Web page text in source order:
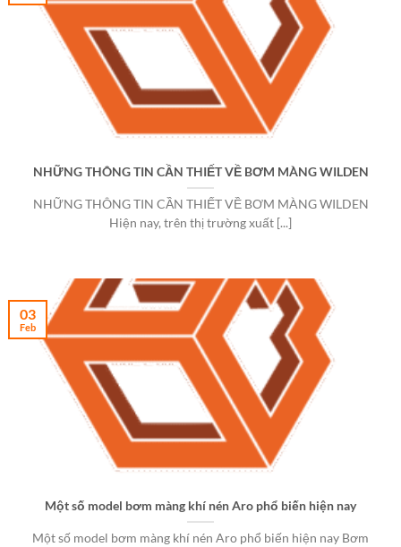
NHỮNG THÔNG TIN CẦN THIẾT VỀ BƠM MÀNG WILDEN
NHỮNG THÔNG TIN CẦN THIẾT VỀ BƠM MÀNG WILDEN
Hiện nay, trên thị trường xuất [...]
Một số model bơm màng khí nén Aro phổ biến hiện nay
Một số model bơm màng khí nén Aro phổ biến hiện nay Bơm
03
Feb